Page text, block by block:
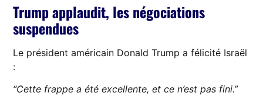
Trump applaudit, les négociations
suspendues
Le président américain Donald Trump a félicité Israël
:
“Cette frappe a été excellente, et ce n’est pas fini.”